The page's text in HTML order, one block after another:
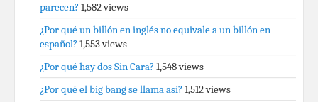
parecen? 1,582 views
¿Por qué un billón en inglés no equivale a un billón en
español? 1,553 views
¿Por qué hay dos Sin Cara? 1,548 views
¿Por qué el big bang se llama así? 1,512 views